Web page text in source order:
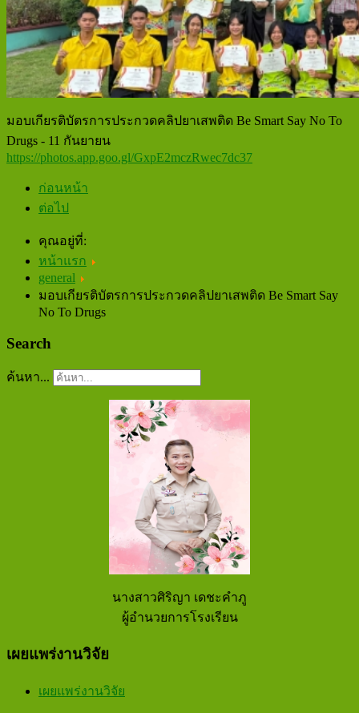
มอบเกียรติบัตรการประกวดคลิปยาเสพติด Be Smart Say No To
Drugs - 11 กันยายน
https://photos.app.goo.gl/GxpE2mczRwec7dc37
ก่อนหน้า
ต่อไป
คุณอยู่ที่:
หน้าแรก
general
มอบเกียรติบัตรการประกวดคลิปยาเสพติด Be Smart Say
No To Drugs
Search
ค้นหา...
นางสาวศิริญา เดชะคำภู
ผู้อำนวยการโรงเรียน
เผยแพร่งานวิจัย
เผยแพร่งานวิจัย